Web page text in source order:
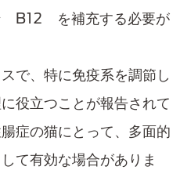
B12 を補充する必要が
で、特に免疫系を調節し
役立つ​ことが報告​されて
症の猫にとって、多面的
て有効な場合がありま